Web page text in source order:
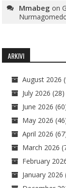
Mmabeg on
ARKIVI
August 2026
July 2026 (28)
June 2026
May 2026
April 2026
March 2026
February
January 2026